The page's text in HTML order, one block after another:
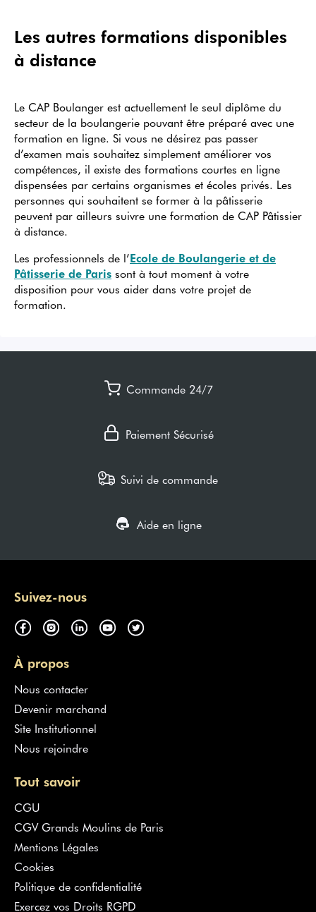
Les autres formations disponibles
à distance
Le CAP Boulanger est actuellement le seul diplôme du
secteur de la boulangerie pouvant être préparé avec une
formation en ligne. Si vous ne désirez pas passer
d’examen mais souhaitez simplement améliorer vos
compétences, il existe des formations courtes en ligne
dispensées par certains organismes et écoles privés. Les
personnes qui souhaitent se former à la pâtisserie
peuvent par ailleurs suivre une formation de CAP Pâtissier
à distance.
Les professionnels de l’Ecole de Boulangerie et de
Pâtisserie de Paris sont à tout moment à votre
disposition pour vous aider dans votre projet de
formation.
Commande 24/7
Paiement Sécurisé
Suivi de commande
Aide en ligne
Suivez-nous
À propos
Nous contacter
Devenir marchand
Site Institutionnel
Nous rejoindre
Tout savoir
CGU
CGV Grands Moulins de Paris
Mentions Légales
Cookies
Politique de confidentialité
Exercez vos Droits RGPD